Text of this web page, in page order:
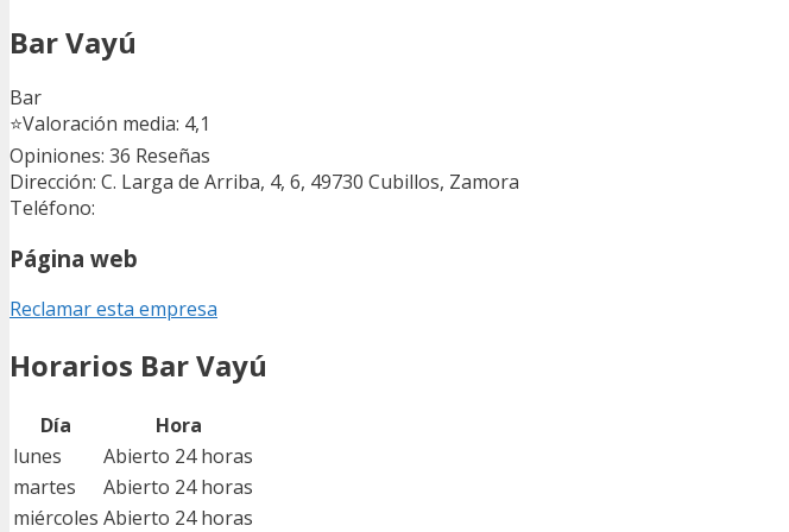
Bar Vayú
Bar
⭐Valoración media: 4,1
Opiniones: 36 Reseñas
Dirección: C. Larga de Arriba, 4, 6, 49730 Cubillos, Zamora
Teléfono:
Página web
Reclamar esta empresa
Horarios Bar Vayú
Día
Hora
lunes
Abierto 24 horas
martes
Abierto 24 horas
miércoles Abierto 24 horas